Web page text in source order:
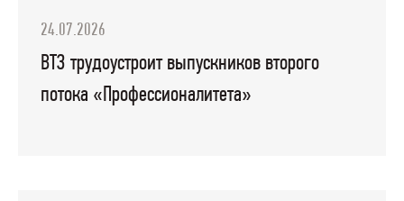
24.07.2026
ВТЗ трудоустроит выпускников второго
потока «Профессионалитета»